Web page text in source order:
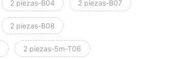
2 piezas-B04 2 piezas-B07
2 piezas-B08
2 piezas-5m-T06